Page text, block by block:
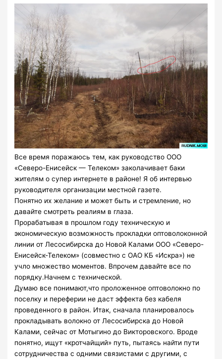
Все время поражаюсь тем, как руководство ООО
«Северо-Енисейск — Телеком» заколачивает баки
жителям о супер интернете в районе! Я об интервью
руководителя организации местной газете.
Понятно их желание и может быть и стремление, но
давайте смотреть реалиям в глаза.
Прорабатывая в прошлом году техническую и
экономическую возможность прокладки оптоволоконной
линии от Лесосибирска до Новой Калами ООО «Северо-
Енисейск-Телеком» (совместно с ОАО КБ «Искра») не
учло множество моментов. Впрочем давайте все по
порядку.Начнем с технической.
Думаю все понимают,что проложенное оптоволокно по
поселку и переферии не даст эффекта без кабеля
проведенного в район. Итак, сначала планировалось
прокладывать волокно от Лесосибирска до Новой
Калами, сейчас от Мотыгино до Викторовского. Вроде
понятно, ищут «кротчайщий» путь, пытаясь найти пути
сотрудничества с одними связистами с другими, с